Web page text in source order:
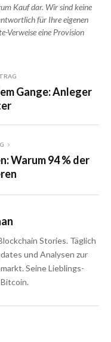
Kauf dar. Wir sind keine
für Ihre eigenen
Verweise eine Provision
Gange: Anleger
Warum 94 % der
Stories. Täglich
und Analysen zur
Seine Lieblings-